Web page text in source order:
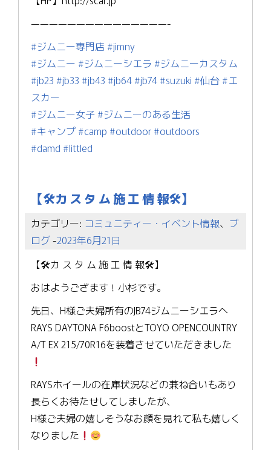
———————————————-
#ジムニー専門店 #jimny
#ジムニー #ジムニーシエラ #ジムニーカスタム
#jb23 #jb33 #jb43 #jb64 #jb74 #suzuki #仙台 #エ
スカー
#ジムニー女子 #ジムニーのある生活
#キャンプ #camp #outdoor #outdoors
#damd #littled
【🛠カ ス タ ム 施 工 情 報🛠】
カテゴリー: コミュニティー・イベント情報、 ブ
ログ-2023年6月21日
【🛠カ ス タ ム 施 工 情 報🛠】
おはようござます！小杉です。
先日、H様ご夫婦所有のJB74ジムニーシエラへ
RAYS DAYTONA F6boostとTOYO OPENCOUNTRY
A/T EX 215/70R16を装着させていただきました
RAYSホイールの在庫状況などの兼ね合いもあり
長らくお待たせしてしましたが、
H様ご夫婦の嬉しそうなお顔を見れて私も嬉しく
なりました